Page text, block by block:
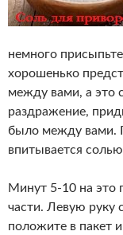
немного
хорошенько
между вами, а это
раздражение,
было между вами.
впитывается
Минут 5-10 на это
части. Левую руку
положите в пакет